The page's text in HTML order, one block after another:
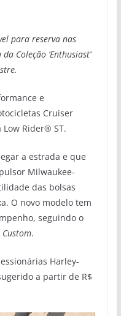
para reserva nas
Coleção ‘Enthusiast’
e
Cruiser
Rider® ST.
a estrada e que
Milwaukee-
das bolsas
O novo modelo tem
seguindo o
Custom.
Harley-
a partir de R$